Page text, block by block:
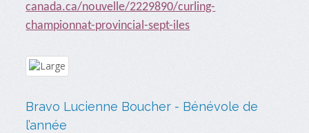
canada.ca/nouvelle/2229890/curling-
championnat-provincial-sept-iles
Bravo Lucienne Boucher - Bénévole de
l’année